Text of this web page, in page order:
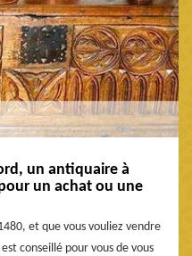
un antiquaire à
un achat ou une
et que vous vouliez vendre
conseillé pour vous de vous